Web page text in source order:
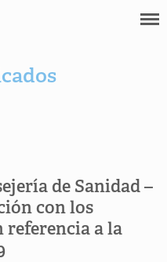
de Sanidad –
con los
referencia a la